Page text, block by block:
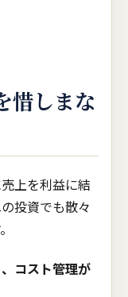
惜しまな
上を利益に結
投資でも散々
コスト管理が